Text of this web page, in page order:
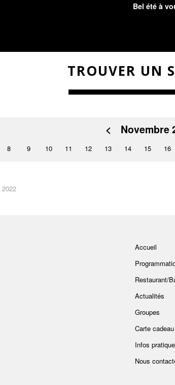
Bel été à
TROUVER UN
< Novembre
8 9 10 11 12 13 14 15 16
Accueil
Restaurant/
Actualités
Groupes
Carte cadeau
Infos
Nous